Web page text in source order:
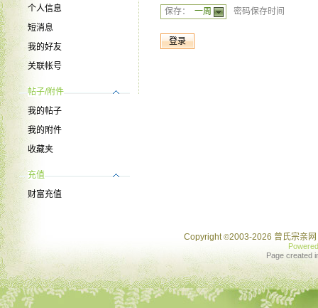
个人信息
短消息
我的好友
关联帐号
帖子/附件
我的帖子
我的附件
收藏夹
充值
财富充值
保存：
一周 密码保存时间
Copyright©2003-2026 曾氏宗亲
Page created